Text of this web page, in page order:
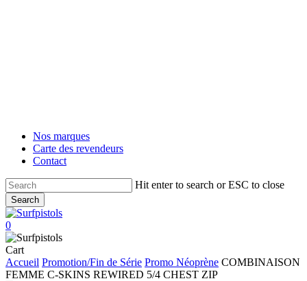
Nos marques
Carte des revendeurs
Contact
Hit enter to search or ESC to close
Search
Close
Search
account
0
Menu
CartClose
Cart
Accueil Promotion/Fin de Série Promo Néoprène COMBINAISON
FEMME C-SKINS REWIRED 5/4 CHEST ZIP